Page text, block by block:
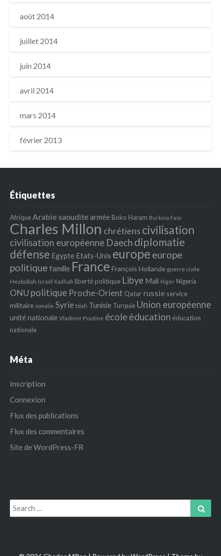
août 2014
juillet 2014
juin 2014
avril 2014
mars 2014
février 2013
Étiquettes
AfriqueArabie saoudite armée Boko Haram Burkina Faso
Charles Millon chrétiens civilisation
civilisation européenne Daech diplomatie
défense Egypte Etats‐Unis europeeurope
politique famille France François Hollande guerre civile
Hezbollah Israël Kadhafi liberté politique Libye Mali Niger Nigeria
ONU politique Proche-Orient Qatar russie service
militaire somalie Syrie tdah Tunisie Turquie Union européenne
unité nationale Vladimir Poutine écoleéducation éducation
nationale
Méta
Inscription
Connexion
Flux des publications
Flux des commentaires
Site de WordPress-FR
Search
for: